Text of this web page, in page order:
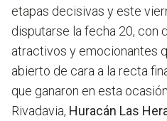
etapas decisivas y este
disputarse la fecha 20, con
atractivos y emocionantes
abierto de cara a la recta
que ganaron en esta
Rivadavia, Huracán Las